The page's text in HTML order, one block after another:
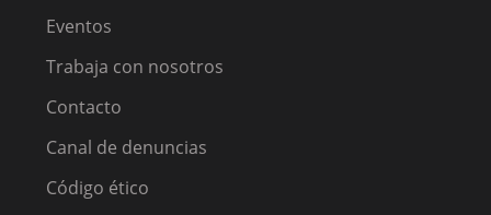
Eventos
Trabaja con nosotros
Contacto
Canal de denuncias
Código ético